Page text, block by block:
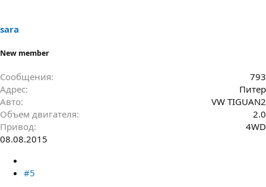
sara
New member
Сообщения
793
Адрес
Питер
Авто
VW ТIGUAN2
Объем двигателя
2.0
Привод
4WD
08.08.2015
#5